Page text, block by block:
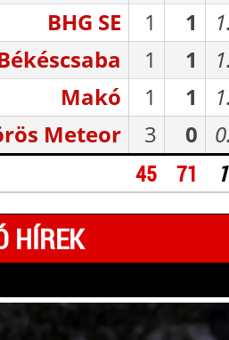
BHG SE
1 1
1 1
Makó
1 1
Meteor
3 0
45 71
HÍREK